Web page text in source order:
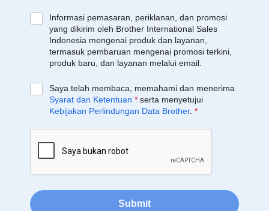
Informasi pemasaran, periklanan, dan promosi
yang dikirim oleh Brother International Sales
Indonesia mengenai produk dan layanan,
termasuk pembaruan mengenai promosi terkini,
produk baru, dan layanan melalui email.
Saya telah membaca, memahami dan menerima
Syarat dan Ketentuan * serta menyetujui
Kebijakan Perlindungan Data Brother. *
Submit